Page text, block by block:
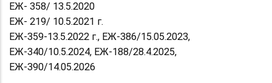
ЕЖ- 358/ 13.5.2020
ЕЖ- 219/ 10.5.2021 г.
ЕЖ-359-13.5.2022 г., ЕЖ-386/15.05.2023,
ЕЖ-340/10.5.2024, ЕЖ-188/28.4.2025,
ЕЖ-390/14.05.2026